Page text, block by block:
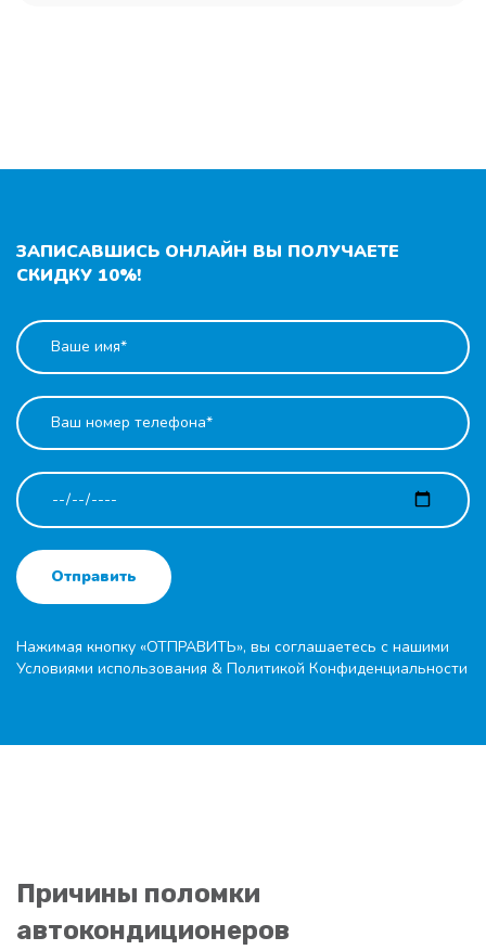
ЗАПИСАВШИСЬ ОНЛАЙН ВЫ ПОЛУЧАЕТЕ
СКИДКУ 10%!
Отправить
Нажимая кнопку «ОТПРАВИТЬ», вы соглашаетесь с нашими
Условиями использования & Политикой Конфиденциальности
Причины поломки
автокондиционеров